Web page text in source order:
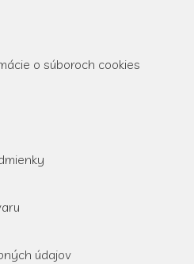
o súboroch cookies
údajov